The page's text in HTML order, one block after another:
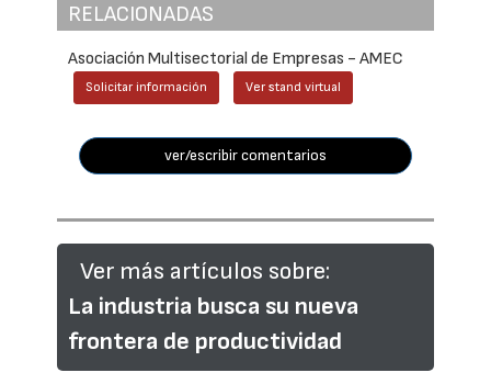
RELACIONADAS
Asociación Multisectorial de Empresas - AMEC
Solicitar información Ver stand virtual
ver/escribir comentarios
Ver más artículos sobre:
La industria busca su nueva
frontera de productividad